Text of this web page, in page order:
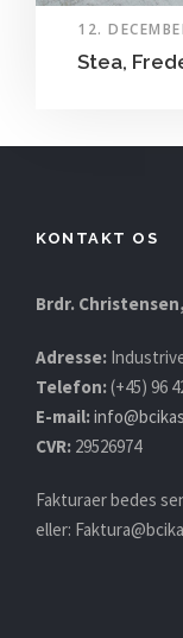
12.
Stea,
KONTAKT OS
Brdr.
Adresse:
Telefon:(+45) 96
E-mail:
CVR: 29526974
Fakturaer bedes
eller: